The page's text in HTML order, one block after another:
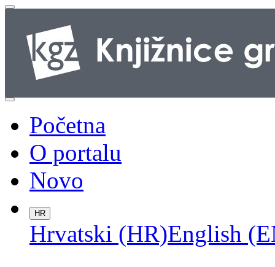
Početna
O portalu
Novo
HR
Hrvatski (HR)English